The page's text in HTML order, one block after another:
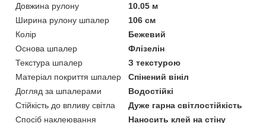
Довжина рулону
10.05 м
Ширина рулону шпалер
106 см
Колір
Бежевий
Основа шпалер
Флізелін
Текстура шпалер
З текстурою
Матеріал покриття шпалер
Спінений вініл
Догляд за шпалерами
Водостійкі
Стійкість до впливу світла
Дуже гарна світлостійкість
Спосіб наклеювання
Наносить клей на стіну